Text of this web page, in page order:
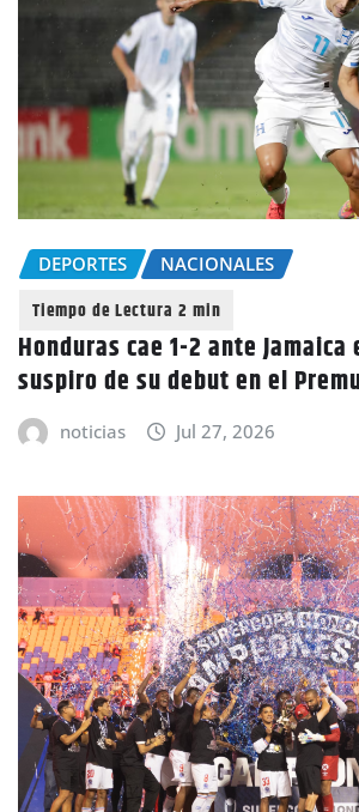
DEPORTES NACIONALES
Honduras cae 1-2 ante
suspiro de su debut en el
noticias Jul 27, 2026